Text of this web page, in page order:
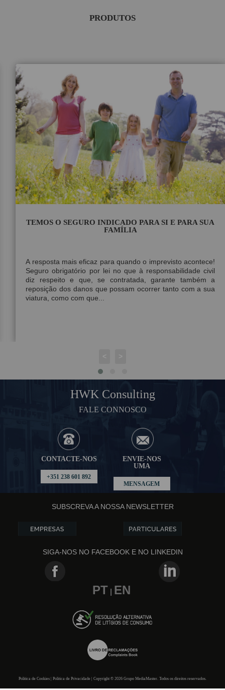
PRODUTOS
TEMOS O SEGURO INDICADO PARA SI E PARA SUA
FAMÍLIA
A resposta mais eficaz para quando o imprevisto acontece!
Seguro obrigatório por lei no que à responsabilidade civil
diz respeito e que, se contratada, garante também a
reposição dos danos que possam ocorrer tanto com a sua
viatura, como com que...
< >
HWK Consulting
FALE CONNOSCO
CONTACTE-NOS
+351 238 601 892
ENVIE-NOS
UMA
MENSAGEM
SUBSCREVA A NOSSA NEWSLETTER
SIGA-NOS NO FACEBOOK E NO LINKEDIN
PT | EN
Politica de Cookies | Politica de Privacidade | Copyright © 2026 Grupo MediaMaster. Todos os direitos reservados.